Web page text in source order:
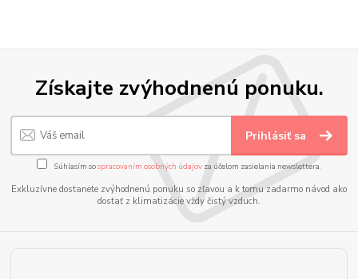
Získajte zvýhodnenú ponuku.
Prihlásiť sa
Súhlasím sospracovaním osobných údajov za účelom zasielania newslettera.
Exkluzívne dostanete zvýhodnenú ponuku so zľavou a k tomu zadarmo návod ako
dostať z klimatizácie vždy čistý vzduch.